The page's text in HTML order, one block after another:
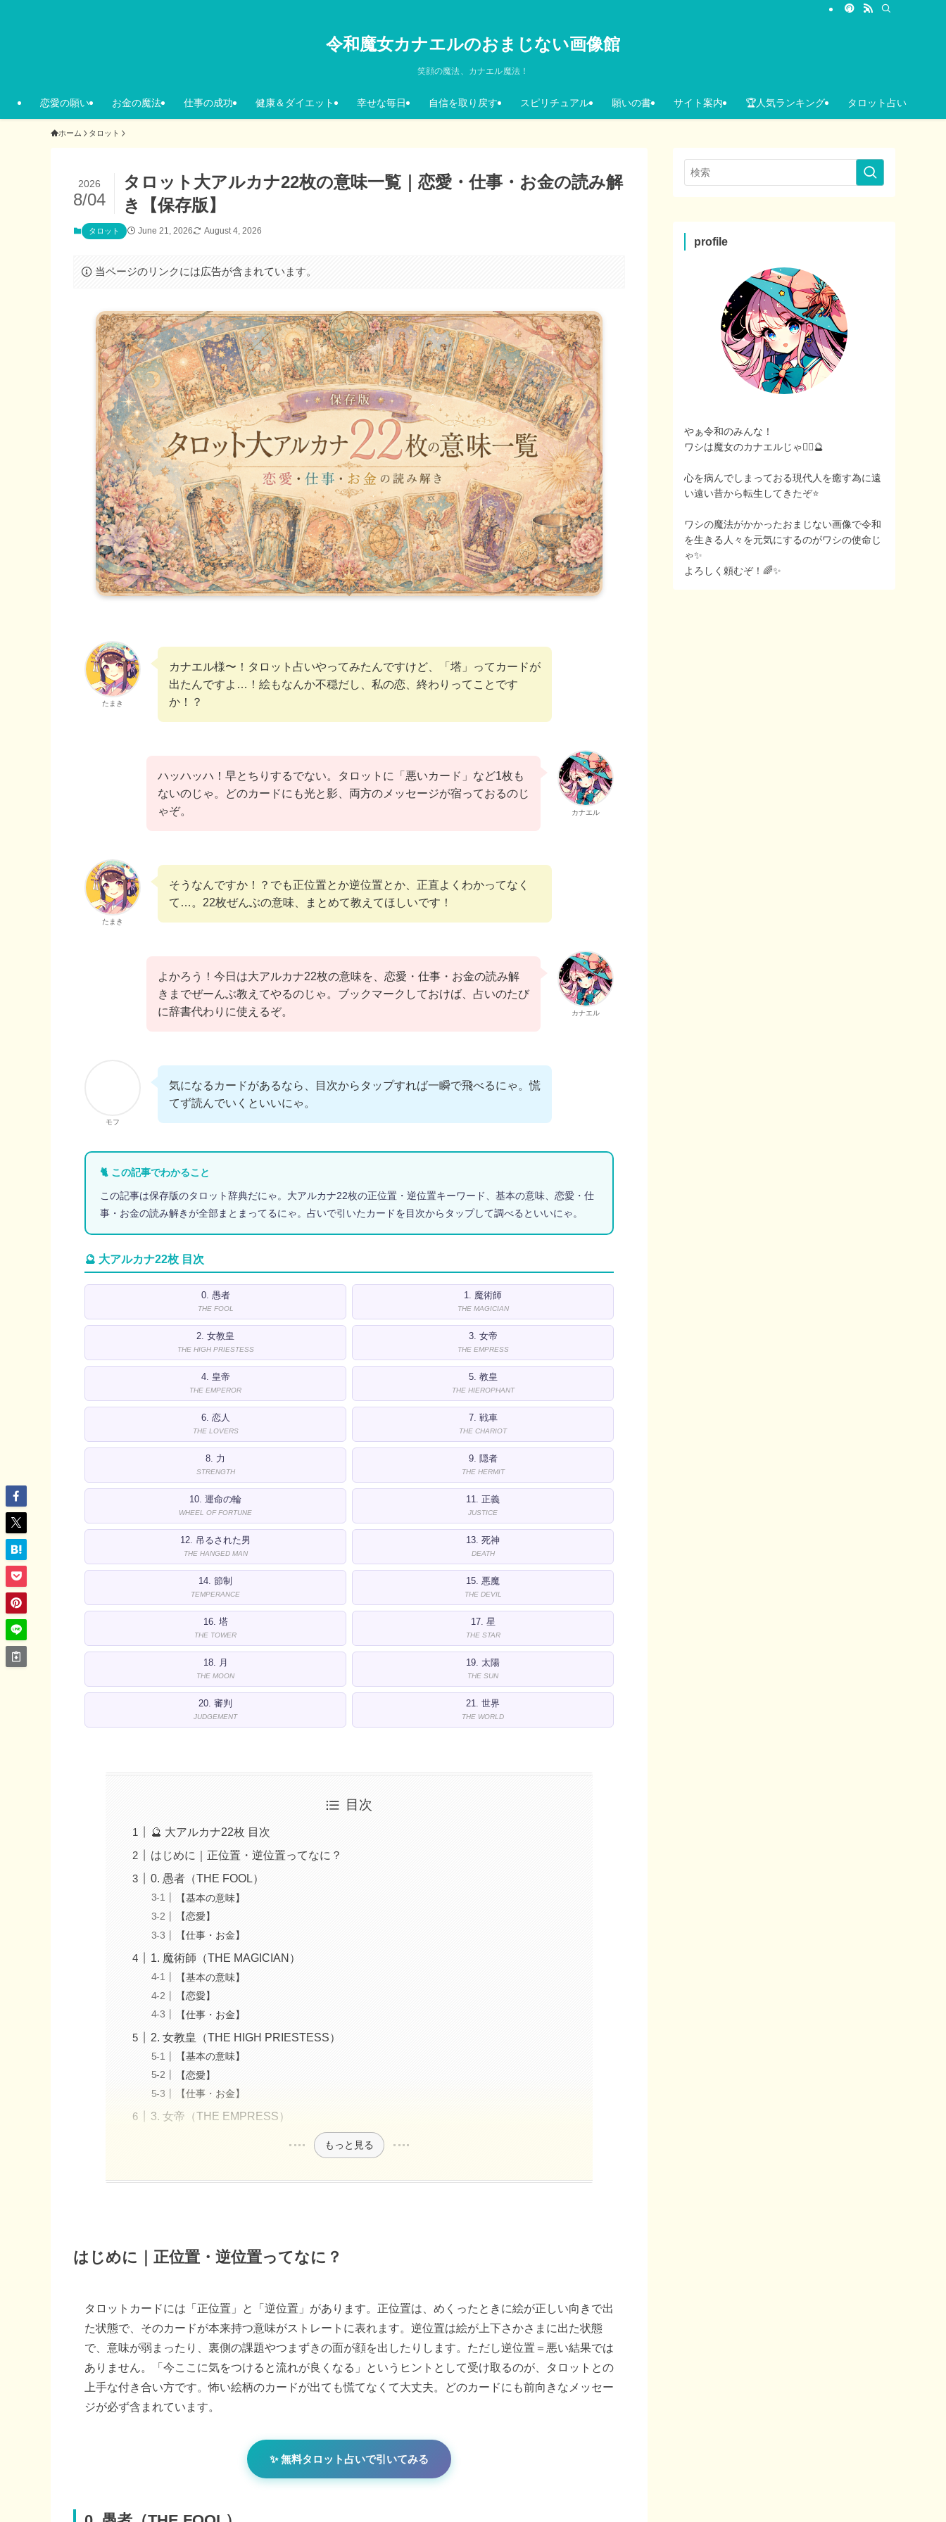
令和魔女カナエルのおまじない画像館
笑顔の魔法、カナエル魔法！
恋愛の願い お金の魔法 仕事の成功 健康＆ダイエット 幸せな毎日 自信を取り戻す スピリチュアル 願いの書 サイト案内 🏆人気ランキング タロット占い
ホーム タロット
タロット大アルカナ22枚の意味一覧｜恋愛・仕事・お金の読み解
き【保存版】
2026
8/04
タロット June 21, 2026 August 4, 2026
当ページのリンクには広告が含まれています。
たまき
カナエル様〜！タロット占いやってみたんですけど、「塔」ってカードが
出たんですよ…！絵もなんか不穏だし、私の恋、終わりってことです
か！？
カナエル
ハッハッハ！早とちりするでない。タロットに「悪いカード」など1枚も
ないのじゃ。どのカードにも光と影、両方のメッセージが宿っておるのじ
ゃぞ。
たまき
そうなんですか！？でも正位置とか逆位置とか、正直よくわかってなく
て…。22枚ぜんぶの意味、まとめて教えてほしいです！
カナエル
よかろう！今日は大アルカナ22枚の意味を、恋愛・仕事・お金の読み解
きまでぜーんぶ教えてやるのじゃ。ブックマークしておけば、占いのたび
に辞書代わりに使えるぞ。
モフ
気になるカードがあるなら、目次からタップすれば一瞬で飛べるにゃ。慌
てず読んでいくといいにゃ。
🐈 この記事でわかること
この記事は保存版のタロット辞典だにゃ。大アルカナ22枚の正位置・逆位置キーワード、基本の意味、恋愛・仕
事・お金の読み解きが全部まとまってるにゃ。占いで引いたカードを目次からタップして調べるといいにゃ。
🔮 大アルカナ22枚 目次
0. 愚者
THE FOOL
1. 魔術師
THE MAGICIAN
2. 女教皇
THE HIGH PRIESTESS
3. 女帝
THE EMPRESS
4. 皇帝
THE EMPEROR
5. 教皇
THE HIEROPHANT
6. 恋人
THE LOVERS
7. 戦車
THE CHARIOT
8. 力
STRENGTH
9. 隠者
THE HERMIT
10. 運命の輪
WHEEL OF FORTUNE
11. 正義
JUSTICE
12. 吊るされた男
THE HANGED MAN
13. 死神
DEATH
14. 節制
TEMPERANCE
15. 悪魔
THE DEVIL
16. 塔
THE TOWER
17. 星
THE STAR
18. 月
THE MOON
19. 太陽
THE SUN
20. 審判
JUDGEMENT
21. 世界
THE WORLD
目次
🔮 大アルカナ22枚 目次
はじめに｜正位置・逆位置ってなに？
0. 愚者（THE FOOL）
【基本の意味】
【恋愛】
【仕事・お金】
1. 魔術師（THE MAGICIAN）
【基本の意味】
【恋愛】
【仕事・お金】
2. 女教皇（THE HIGH PRIESTESS）
【基本の意味】
【恋愛】
【仕事・お金】
3. 女帝（THE EMPRESS）
もっと見る
はじめに｜正位置・逆位置ってなに？
タロットカードには「正位置」と「逆位置」があります。正位置は、めくったときに絵が正しい向きで出
た状態で、そのカードが本来持つ意味がストレートに表れます。逆位置は絵が上下さかさまに出た状態
で、意味が弱まったり、裏側の課題やつまずきの面が顔を出したりします。ただし逆位置＝悪い結果では
ありません。「今ここに気をつけると流れが良くなる」というヒントとして受け取るのが、タロットとの
上手な付き合い方です。怖い絵柄のカードが出ても慌てなくて大丈夫。どのカードにも前向きなメッセー
ジが必ず含まれています。
✨ 無料タロット占いで引いてみる
profile
やぁ令和のみんな！
ワシは魔女のカナエルじゃ🧙‍♀️🔮
心を病んでしまっておる現代人を癒す為に遠
い遠い昔から転生してきたぞ⭐️
ワシの魔法がかかったおまじない画像で令和
を生きる人々を元気にするのがワシの使命じ
ゃ✨
よろしく頼むぞ！🌈✨